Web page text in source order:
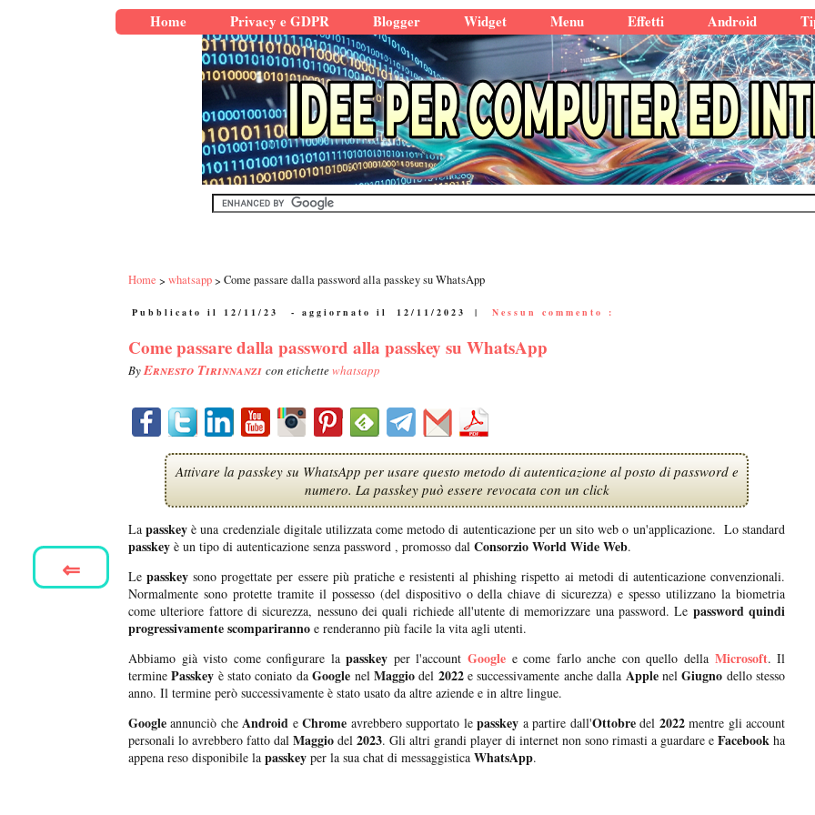
Home Privacy e GDPR Blogger Widget Menu Effetti Android
Home whatsapp Come passare dalla password alla passkey su WhatsApp
Pubblicato il 12/11/23 - aggiornato il 12/11/2023 | Nessun commento :
Come passare dalla password alla passkey su WhatsApp
ByErnesto Tirinnanzi con etichettewhatsapp
Attivare la passkey su WhatsApp per usare questo metodo di autenticazione al posto di password e
numero. La passkey può essere revocata con un click
La passkey è una credenziale digitale utilizzata come metodo di autenticazione per un sito web o un'applicazione. Lo standard
passkey è un tipo di autenticazione senza password , promosso dal Consorzio World Wide Web.
Le passkey sono progettate per essere più pratiche e resistenti al phishing rispetto ai metodi di autenticazione convenzionali.
Normalmente sono protette tramite il possesso (del dispositivo o della chiave di sicurezza) e spesso utilizzano la biometria
come ulteriore fattore di sicurezza, nessuno dei quali richiede all'utente di memorizzare una password. Le password quindi
progressivamente scompariranno e renderanno più facile la vita agli utenti.
Abbiamo già visto come configurare lapasskey per l'account Google e come farlo anche con quello della Microsoft. Il
terminePasskey è stato coniato daGoogle nel Maggiodel 2022e successivamente anche dalla ApplenelGiugno dello stesso
anno. Il termine però successivamente è stato usato da altre aziende e in altre lingue.
Google annunciò cheAndroid eChrome avrebbero supportato lepasskey a partire dall'Ottobredel 2022mentre gli account
personali lo avrebbero fatto dal Maggio del 2023. Gli altri grandi player di internet non sono rimasti a guardare e Facebook ha
appena reso disponibile la passkey per la sua chat di messaggistica WhatsApp.
⇐